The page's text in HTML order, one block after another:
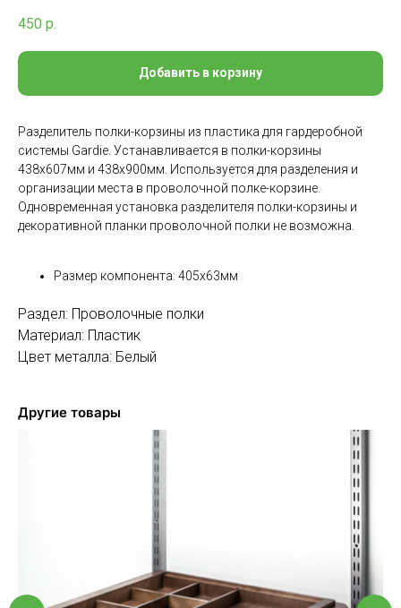
450 р.
Добавить в корзину
Разделитель полки-корзины из пластика для гардеробной
системы Gardie. Устанавливается в полки-корзины
438х607мм и 438х900мм. Используется для разделения и
организации места в проволочной полке-корзине.
Одновременная установка разделителя полки-корзины и
декоративной планки проволочной полки не возможна.
Размер компонента: 405х63мм
Раздел: Проволочные полки
Материал: Пластик
Цвет металла: Белый
Другие товары